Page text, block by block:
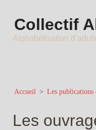
Collectif
Alphabétisation
Accueil > Les
Les